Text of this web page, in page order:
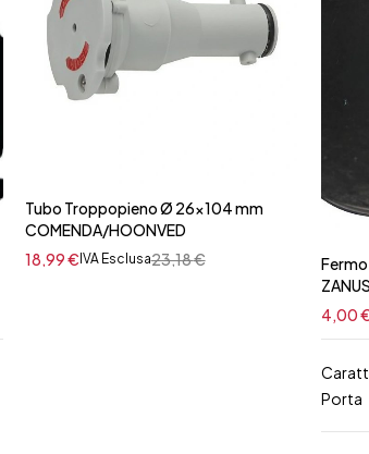
Tubo Troppopieno Ø 26x104 mm
COMENDA/HOONVED
23,18€
18,99€IVA Esclusa
4,00
Porta